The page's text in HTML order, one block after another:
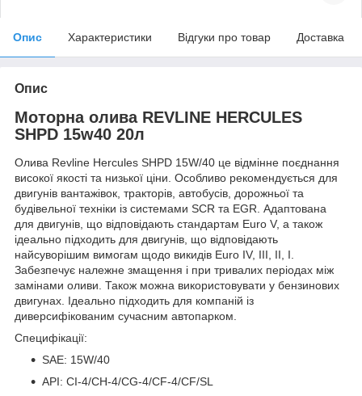
Опис Характеристики Відгуки про товар Доставка
Опис
Моторна олива REVLINE HERCULES
SHPD 15w40 20л
Олива Revline Hercules SHPD 15W/40 це відмінне поєднання
високої якості та низької ціни. Особливо рекомендується для
двигунів вантажівок, тракторів, автобусів, дорожньої та
будівельної техніки із системами SCR та EGR. Адаптована
для двигунів, що відповідають стандартам Euro V, а також
ідеально підходить для двигунів, що відповідають
найсуворішим вимогам щодо викидів Euro IV, III, II, I.
Забезпечує належне змащення і при тривалих періодах між
замінами оливи. Також можна використовувати у бензинових
двигунах. Ідеально підходить для компаній із
диверсифікованим сучасним автопарком.
Специфікації:
SAE: 15W/40
API: CI-4/CH-4/CG-4/CF-4/CF/SL